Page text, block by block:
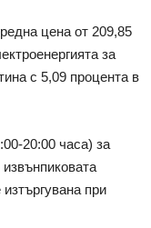
цена от 209,85
за
с 5,09 процента в
20:00 часа) за
при